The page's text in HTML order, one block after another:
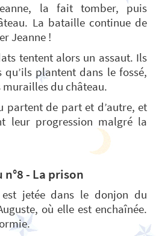
la fait tomber, puis
La bataille continue de
Jeanne !
tentent alors un assaut. Ils
qu’ils plantent dans le fossé,
du château.
partent de part et d’autre, et
leur progression malgré la
n°8 - La prison
est jetée dans le donjon du
où elle est enchaînée.